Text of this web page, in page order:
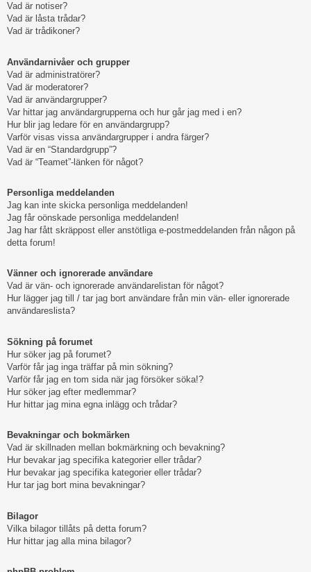
Vad är notiser?
Vad är låsta trådar?
Vad är trådikoner?
Användarnivåer och grupper
Vad är administratörer?
Vad är moderatorer?
Vad är användargrupper?
Var hittar jag användargrupperna och hur går jag med i en?
Hur blir jag ledare för en användargrupp?
Varför visas vissa användargrupper i andra färger?
Vad är en “Standardgrupp”?
Vad är “Teamet”-länken för något?
Personliga meddelanden
Jag kan inte skicka personliga meddelanden!
Jag får oönskade personliga meddelanden!
Jag har fått skräppost eller anstötliga e-postmeddelanden från någon på
detta forum!
Vänner och ignorerade användare
Vad är vän- och ignorerade användarelistan för något?
Hur lägger jag till / tar jag bort användare från min vän- eller ignorerade
användareslista?
Sökning på forumet
Hur söker jag på forumet?
Varför får jag inga träffar på min sökning?
Varför får jag en tom sida när jag försöker söka!?
Hur söker jag efter medlemmar?
Hur hittar jag mina egna inlägg och trådar?
Bevakningar och bokmärken
Vad är skillnaden mellan bokmärkning och bevakning?
Hur bevakar jag specifika kategorier eller trådar?
Hur bevakar jag specifika kategorier eller trådar?
Hur tar jag bort mina bevakningar?
Bilagor
Vilka bilagor tillåts på detta forum?
Hur hittar jag alla mina bilagor?